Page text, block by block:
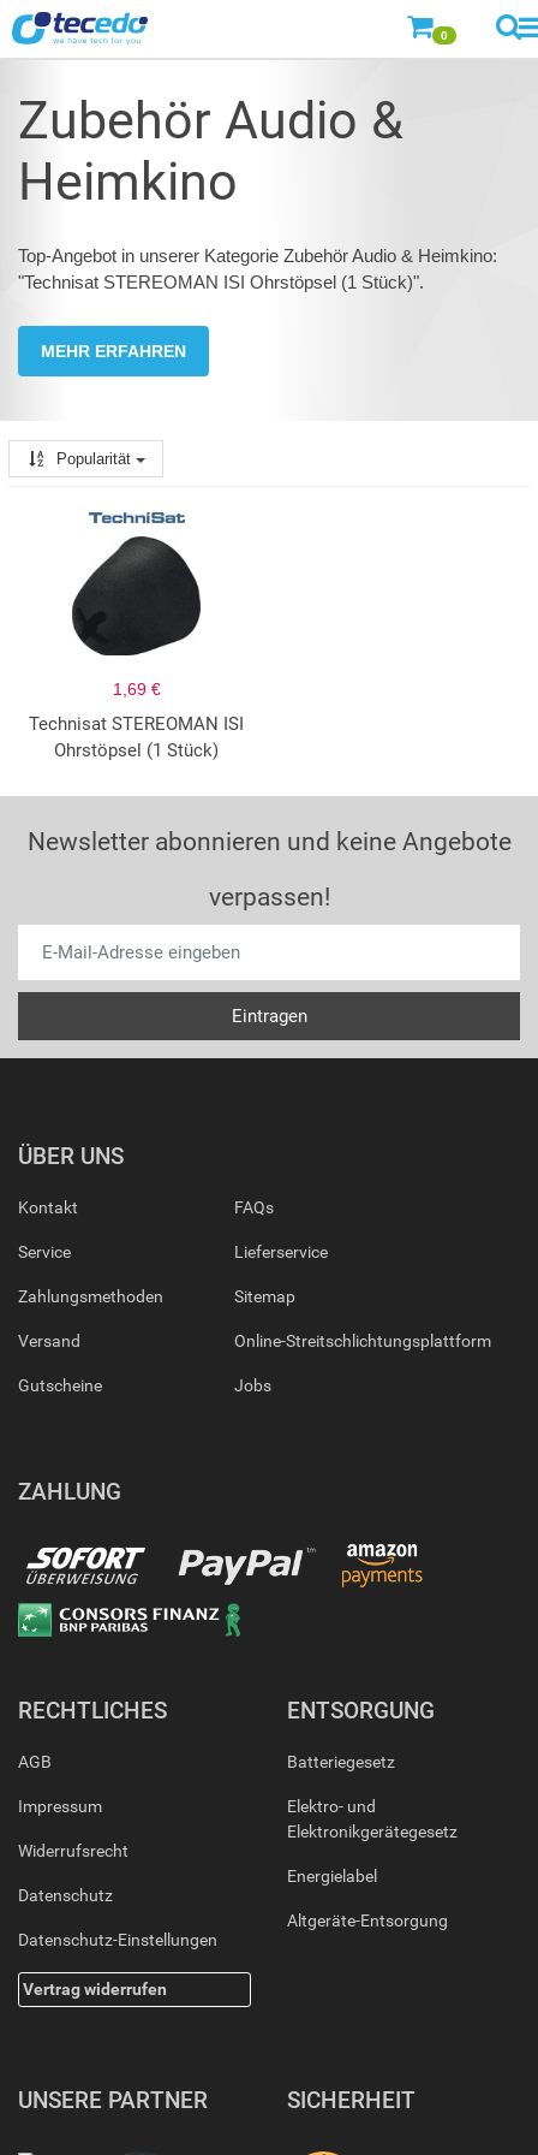
0
Zubehör Audio &
Heimkino
Top-Angebot in unserer Kategorie Zubehör Audio & Heimkino:
"Technisat STEREOMAN ISI Ohrstöpsel (1 Stück)".
MEHR ERFAHREN
Popularität
1,69 €
Technisat STEREOMAN ISI
Ohrstöpsel (1 Stück)
Newsletter abonnieren und keine Angebote
verpassen!
ÜBER UNS
Kontakt
Service
Zahlungsmethoden
Versand
Gutscheine
FAQs
Lieferservice
Sitemap
Online-Streitschlichtungsplattform
Jobs
ZAHLUNG
RECHTLICHES
AGB
Impressum
Widerrufsrecht
Datenschutz
Datenschutz-Einstellungen
Vertrag widerrufen
ENTSORGUNG
Batteriegesetz
Elektro- und
Elektronikgerätegesetz
Energielabel
Altgeräte-Entsorgung
UNSERE PARTNER SICHERHEIT